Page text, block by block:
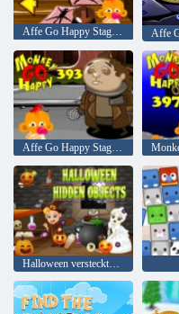
Affe Go Happy Stage 371
Affe Go Happy Stage 393
Halloween versteckte Objekte